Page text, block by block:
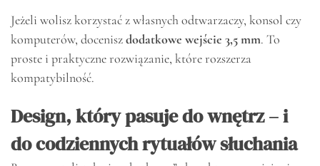
Jeżeli wolisz korzystać z własnych odtwarzaczy, konsol czy
komputerów, doceniszdodatkowe wejście 3,5 mm. To
proste i praktyczne rozwiązanie, które rozszerza
kompatybilność.
Design, który pasuje do wnętrz – i
do codziennych rytuałów słuchania